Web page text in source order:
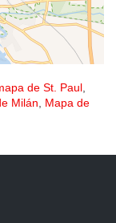
de St. Paul,
Milán, Mapa de